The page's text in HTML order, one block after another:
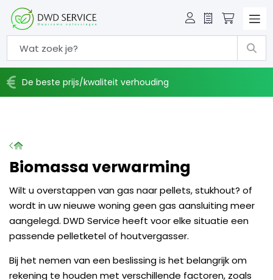
Offerte
De beste prijs/kwaliteit verhouding
Home
Biomassa verwarming
Wilt u overstappen van gas naar pellets, stukhout? of
wordt in uw nieuwe woning geen gas aansluiting meer
aangelegd. DWD Service heeft voor elke situatie een
passende pelletketel of houtvergasser.
Bij het nemen van een beslissing is het belangrijk om
rekening te houden met verschillende factoren, zoals